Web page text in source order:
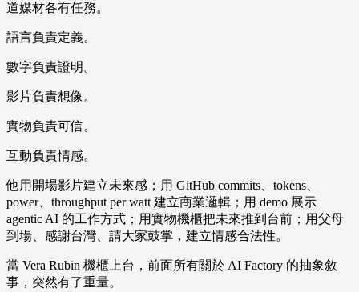
道媒材各有任務。
語言負責定義。
數字負責證明。
影片負責想像。
實物負責可信。
互動負責情感。
他用開場影片建立未來感；用 GitHub commits、tokens、
power、throughput per watt 建立商業邏輯；用 demo 展示
agentic AI 的工作方式；用實物機櫃把未來推到台前；用父母
到場、感謝台灣、請大家鼓掌，建立情感合法性。
當 Vera Rubin 機櫃上台，前面所有關於 AI Factory 的抽象敘
事，突然有了重量。